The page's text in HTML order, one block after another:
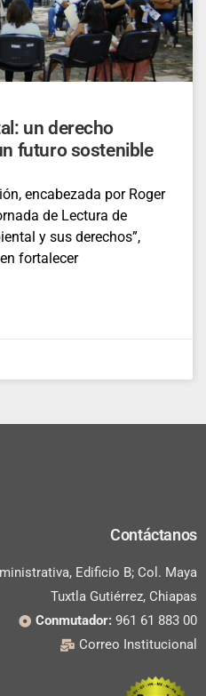
un derecho
futuro sostenible
encabezada por Roger
de Lectura de
y sus derechos”,
fortalecer
Contáctanos
Edificio B; Col. Maya
Tuxtla Gutiérrez, Chiapas
Conmutador: 961 61 883 00
Correo Institucional